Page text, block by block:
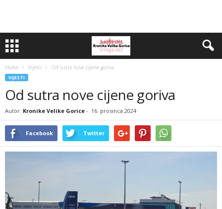
Home Vijesti Od sutra nove cijene goriva
VIJESTI
Od sutra nove cijene goriva
Autor: Kronike Velike Gorice - 16. prosinca 2024
Facebook Twitter